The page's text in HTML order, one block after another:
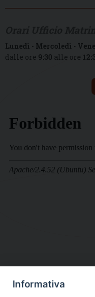
Lunedì - Mercoledì -
dalle ore 9:30 alle ore
DIOCESI
Informativa